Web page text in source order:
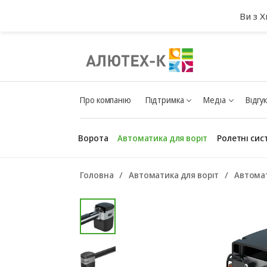
Про компанію Підтримка Медіа
Ворота Автоматика для воріт Ролетні
Головна Автоматика для воріт
Ви з